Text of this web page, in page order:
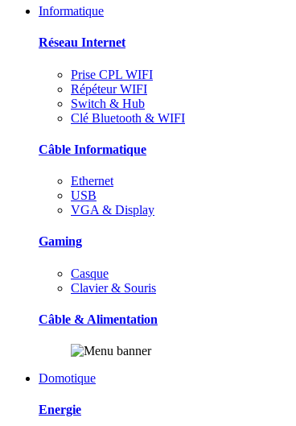
Informatique
Réseau Internet
Prise CPL WIFI
Répéteur WIFI
Switch & Hub
Clé Bluetooth & WIFI
Câble Informatique
Ethernet
USB
VGA & Display
Gaming
Casque
Clavier & Souris
Câble & Alimentation
Domotique
Energie